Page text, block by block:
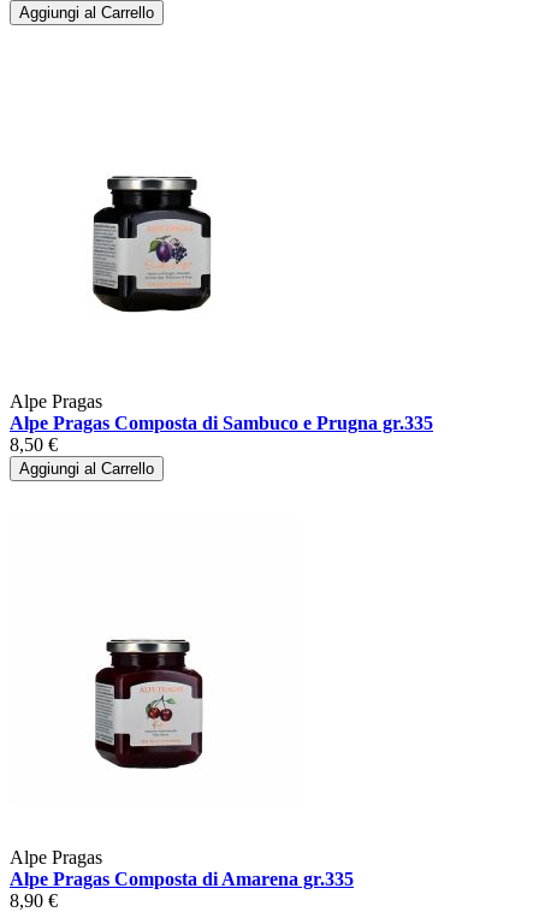
Aggiungi al Carrello
Alpe Pragas
Alpe Pragas Composta di Sambuco e Prugna gr.335
8,50 €
Aggiungi al Carrello
Alpe Pragas
Alpe Pragas Composta di Amarena gr.335
8,90 €